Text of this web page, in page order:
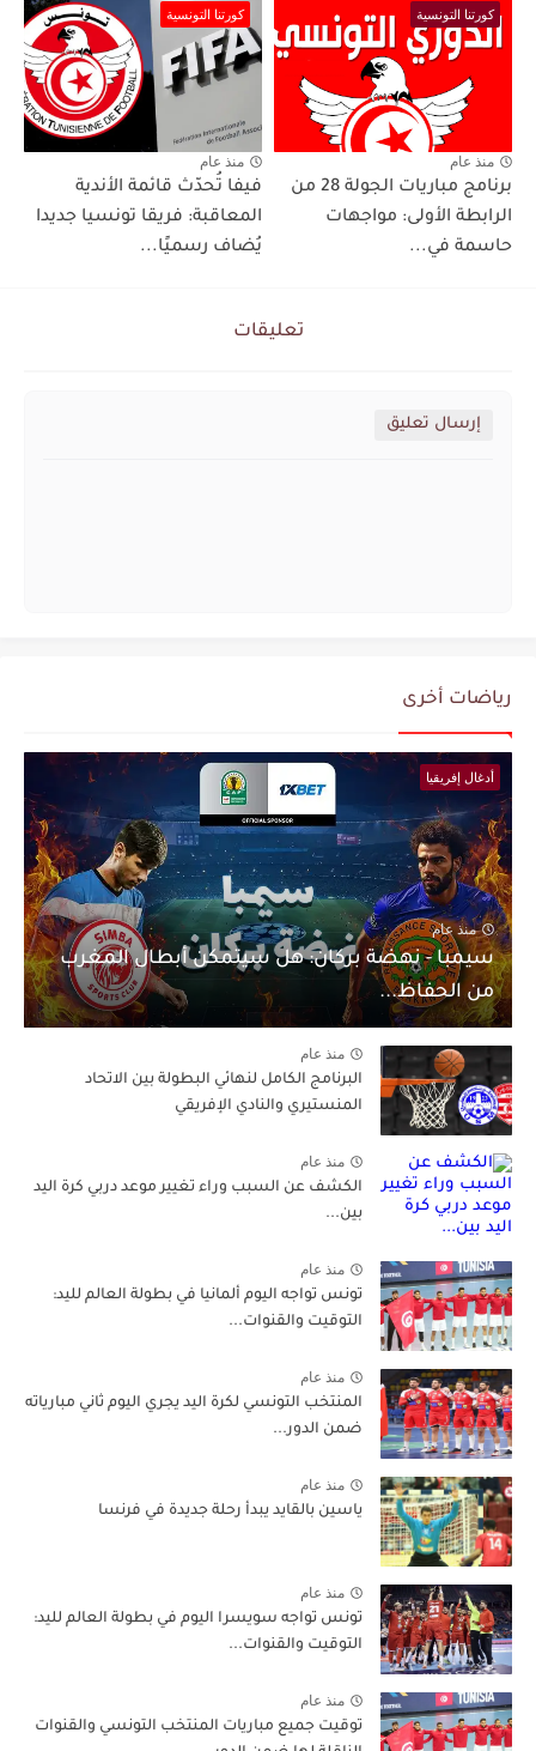
كورتنا التونسية
منذ عام
برنامج مباريات الجولة 28 من
الرابطة الأولى: مواجهات
حاسمة في...
كورتنا التونسية
منذ عام
فيفا تُحدّث قائمة الأندية
المعاقبة: فريقا تونسيا جديدا
يُضاف رسميًا...
تعليقات
إرسال تعليق
رياضات أخرى
أدغال إفريقيا
منذ عام
سيمبا - نهضة بركان: هل سيتمكن أبطال المغرب
من الحفاظ...
منذ عام
البرنامج الكامل لنهائي البطولة بين الاتحاد
المنستيري والنادي الإفريقي
منذ عام
الكشف عن السبب وراء تغيير موعد دربي كرة اليد
بين...
منذ عام
تونس تواجه اليوم ألمانيا في بطولة العالم لليد:
التوقيت والقنوات...
منذ عام
المنتخب التونسي لكرة اليد يجري اليوم ثاني مبارياته
ضمن الدور...
منذ عام
ياسين بالقايد يبدأ رحلة جديدة في فرنسا
منذ عام
تونس تواجه سويسرا اليوم في بطولة العالم لليد:
التوقيت والقنوات...
منذ عام
توقيت جميع مباريات المنتخب التونسي والقنوات